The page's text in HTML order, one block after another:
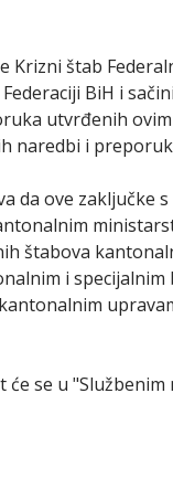
Krizni štab
BiH i
utvrđenih
naredbi i
da ove zaključke
štabova
i
se u "Službenim